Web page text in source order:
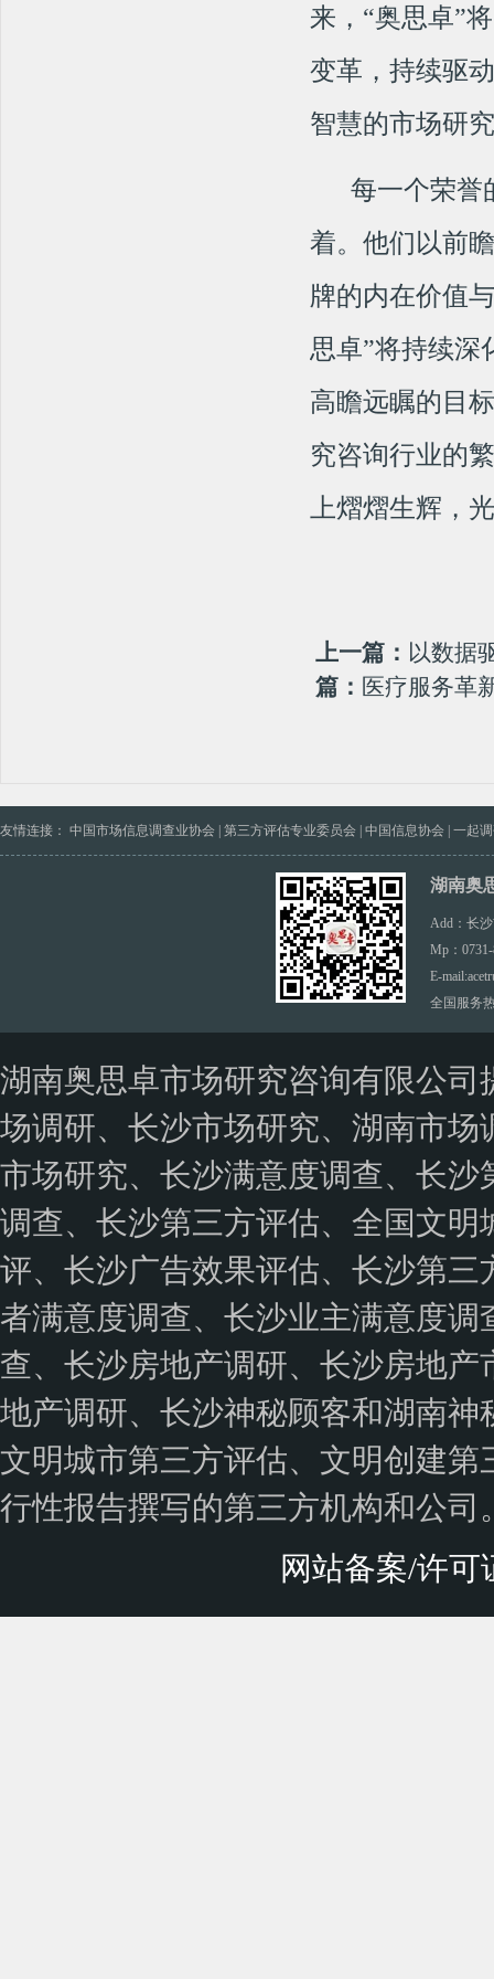
重大喜讯！热烈祝贺“奥思卓”商标被认定为...
2021年8月百春园街道顺利召开创建全国...
喜讯！我司服务过的连云港市、曲靖市等城市...
全国文明城市创建丨湖南4市县成功入选第六...
第三方患者满意调查哪家强？---奥思卓值...
长沙市咨询业协会、中国科技咨询协会会员单...
第五届中国第三方评估论坛暨首届地方督查评...
长沙县引入第三方评估机构助力优化营商环境
创建全国文明城市第三方测评|全国文明城市...
江西患者第三方满意度调查公司对市场调查过...
从“新春第一会”看第三方测评咨询，奥思卓...
来，“奥思卓”
变革，持续驱
智慧的市场研
每一个荣誉
着。他们以前
牌的内在价值
思卓”将持续深
高瞻远瞩的目
究咨询行业的
上熠熠生辉，
上一篇： 以数据
篇： 医疗服务革
友情连接： 中国市场信息调查业协会 第三方评估专业委员会 中国信息协会 一起
湖南奥
Add：长
Mp：
E-
全国服务
湖南奥思卓市场研究咨询有限公
场调研、长沙市场研究、湖南市
市场研究、长沙满意度调查、长
调查、长沙第三方评估、全国文
评、长沙广告效果评估、长沙第
者满意度调查、长沙业主满意度
查、长沙房地产调研、长沙房地
地产调研、长沙神秘顾客和湖南
文明城市第三方评估、文明创建
行性报告撰写的第三方机构和公
网站备案/许可